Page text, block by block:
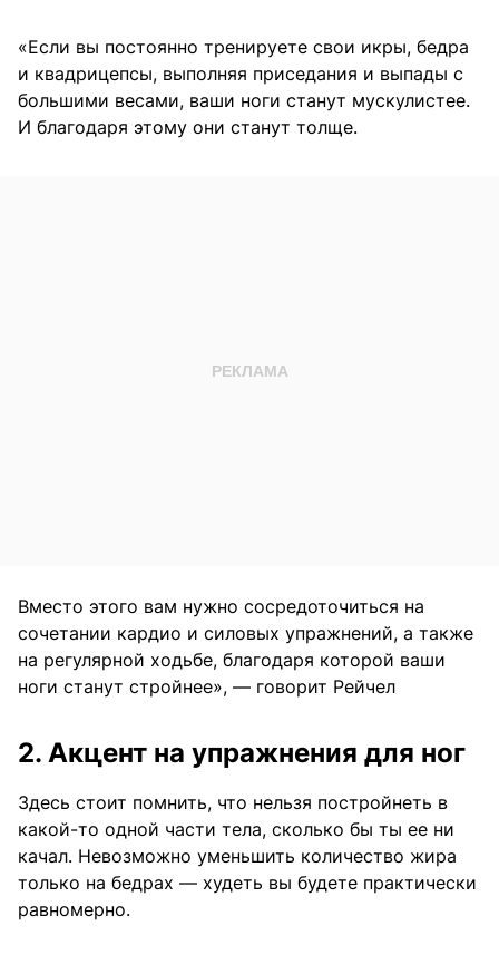
«Если вы постоянно тренируете свои икры, бедра
и квадрицепсы, выполняя приседания и выпады с
большими весами, ваши ноги станут мускулистее.
И благодаря этому они станут толще.
Вместо этого вам нужно сосредоточиться на
сочетании кардио и силовых упражнений, а также
на регулярной ходьбе, благодаря которой ваши
ноги станут стройнее», — говорит Рейчел
2. Акцент на упражнения для ног
Здесь стоит помнить, что нельзя постройнеть в
какой-то одной части тела, сколько бы ты ее ни
качал. Невозможно уменьшить количество жира
только на бедрах — худеть вы будете практически
равномерно.